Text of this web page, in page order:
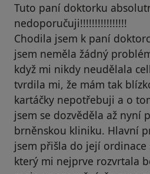
Tuto paní doktorku
nedoporučuji!!!!!!!!!!!!!!!!
Chodila jsem k paní
jsem neměla žádný
když mi nikdy neudělala
tvrdila mi, že mám tak
kartáčky nepotřebuji a o
jsem se dozvěděla až nyní
brněnskou kliniku. Hlavní
jsem přišla do její ordinace
který mi nejprve rozvrtala